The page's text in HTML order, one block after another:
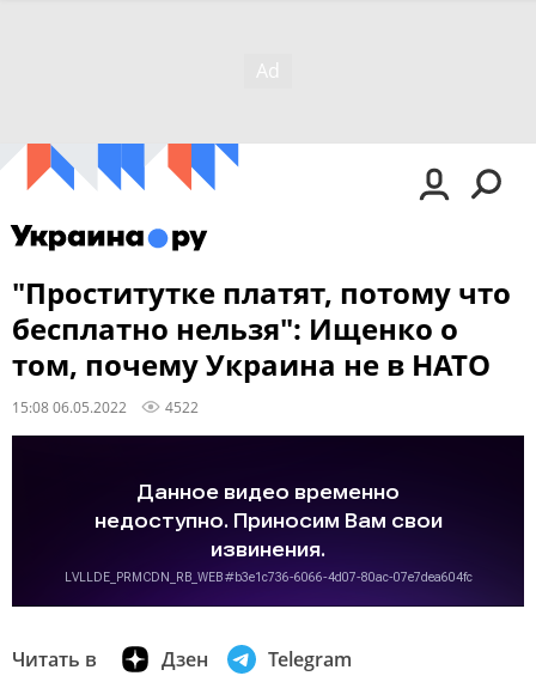
"Проститутке платят, потому что
бесплатно нельзя": Ищенко о
том, почему Украина не в НАТО
15:08 06.05.2022 4522
Читать в Дзен Telegram